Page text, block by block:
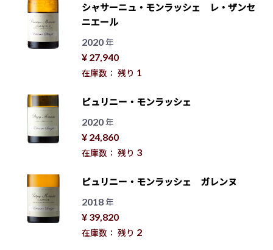
シャサーニュ・モンラッシェ レ・ザンセ
ニエール
2020年
¥ 27,940
在庫数： 残り 1
ピュリニー・モンラッシェ
2020年
¥ 24,860
在庫数： 残り 3
ピュリニー・モンラッシェ ガレンヌ
2018年
¥ 39,820
在庫数： 残り 2